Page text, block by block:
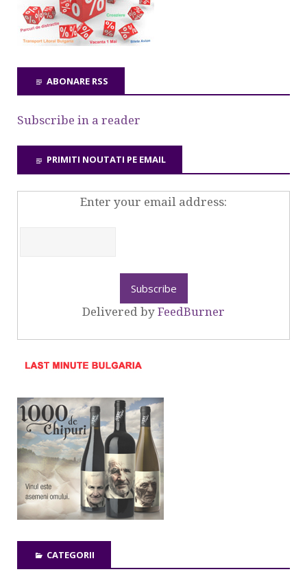
ABONARE RSS
Subscribe in a reader
PRIMITI NOUTATI PE EMAIL
Enter your email address:
Delivered by FeedBurner
CATEGORII